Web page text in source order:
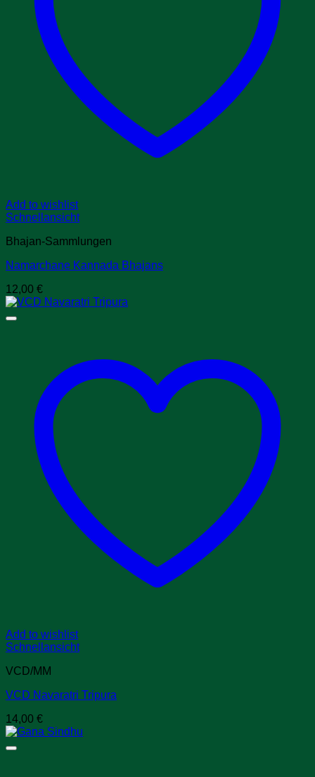
Add to wishlist
Schnellansicht
Bhajan-Sammlungen
Namarchane Kannada Bhajans
12,00 €
Add to wishlist
Schnellansicht
VCD/MM
VCD Navaratri Tripura
14,00 €